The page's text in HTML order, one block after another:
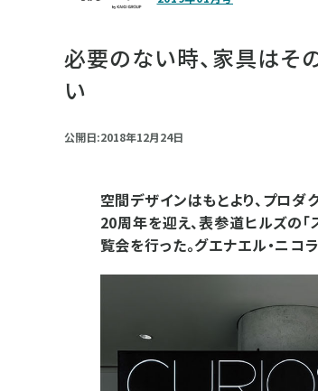
必要のない時、家具はそ
い
公開日:2018年12月24日
空間デザインはもとより、プロダ
20周年を迎え、表参道ヒルズの
覧会を行った。グエナエル・ニコ